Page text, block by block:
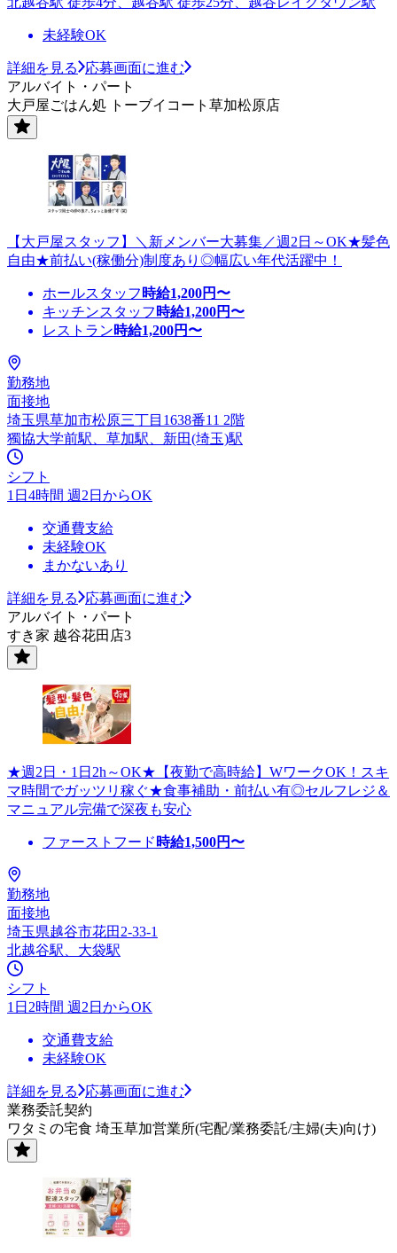
未経験OK
詳細を見る
応募画面に進む
アルバイト・パート
大戸屋ごはん処 トーブイコート草加松原店
【大戸屋スタッフ】＼新メンバー大募集／週2日～OK★髪色
自由★前払い(稼働分)制度あり◎幅広い年代活躍中！
ホールスタッフ 時給1,200円〜
キッチンスタッフ 時給1,200円〜
レストラン時給1,200円〜
勤務地
面接地
埼玉県草加市松原三丁目1638番11 2階
獨協大学前駅、草加駅、新田(埼玉)駅
シフト
1日4時間 週2日からOK
交通費支給
未経験OK
まかないあり
詳細を見る
応募画面に進む
アルバイト・パート
すき家 越谷花田店3
★週2日・1日2h～OK★【夜勤で高時給】WワークOK！スキ
マ時間でガッツリ稼ぐ★食事補助・前払い有◎セルフレジ＆
マニュアル完備で深夜も安心
ファーストフード 時給1,500円〜
勤務地
面接地
埼玉県越谷市花田2-33-1
北越谷駅、大袋駅
シフト
1日2時間 週2日からOK
交通費支給
未経験OK
詳細を見る
応募画面に進む
業務委託契約
ワタミの宅食 埼玉草加営業所(宅配/業務委託/主婦(夫)向け)